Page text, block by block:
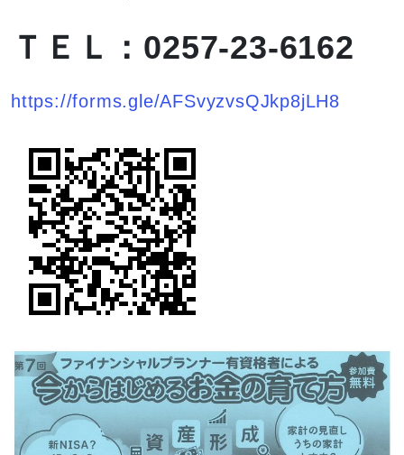
ＴＥＬ：0257-23-6162
https://forms.gle/AFSvyzvsQJkp8jLH8